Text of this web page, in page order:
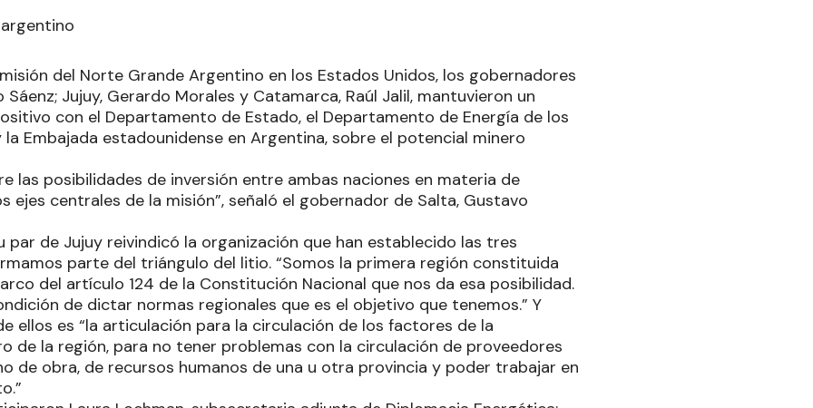
del Norte Grande Argentino en los Estados Unidos, los gobernadores
Jujuy, Gerardo Morales y Catamarca, Raúl Jalil, mantuvieron un
con el Departamento de Estado, el Departamento de Energía de los
Embajada estadounidense en Argentina, sobre el potencial minero
las posibilidades de inversión entre ambas naciones en materia de
ejes centrales de la misión”, señaló el gobernador de Salta, Gustavo
par de Jujuy reivindicó la organización que han establecido las tres
parte del triángulo del litio. “Somos la primera región constituida
del artículo 124 de la Constitución Nacional que nos da esa posibilidad.
de dictar normas regionales que es el objetivo que tenemos.” Y
ellos es “la articulación para la circulación de los factores de la
de la región, para no tener problemas con la circulación de proveedores
de obra, de recursos humanos de una u otra provincia y poder trabajar en